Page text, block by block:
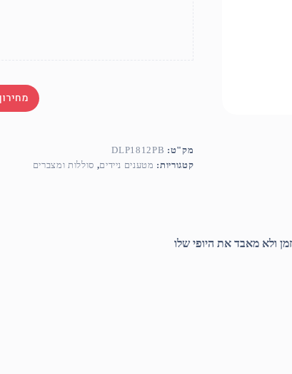
מק"ט: DLP1812PB
קטגוריות: מטענים ניידים, סוללות ומצברים
ולא מאבד את היופי שלו